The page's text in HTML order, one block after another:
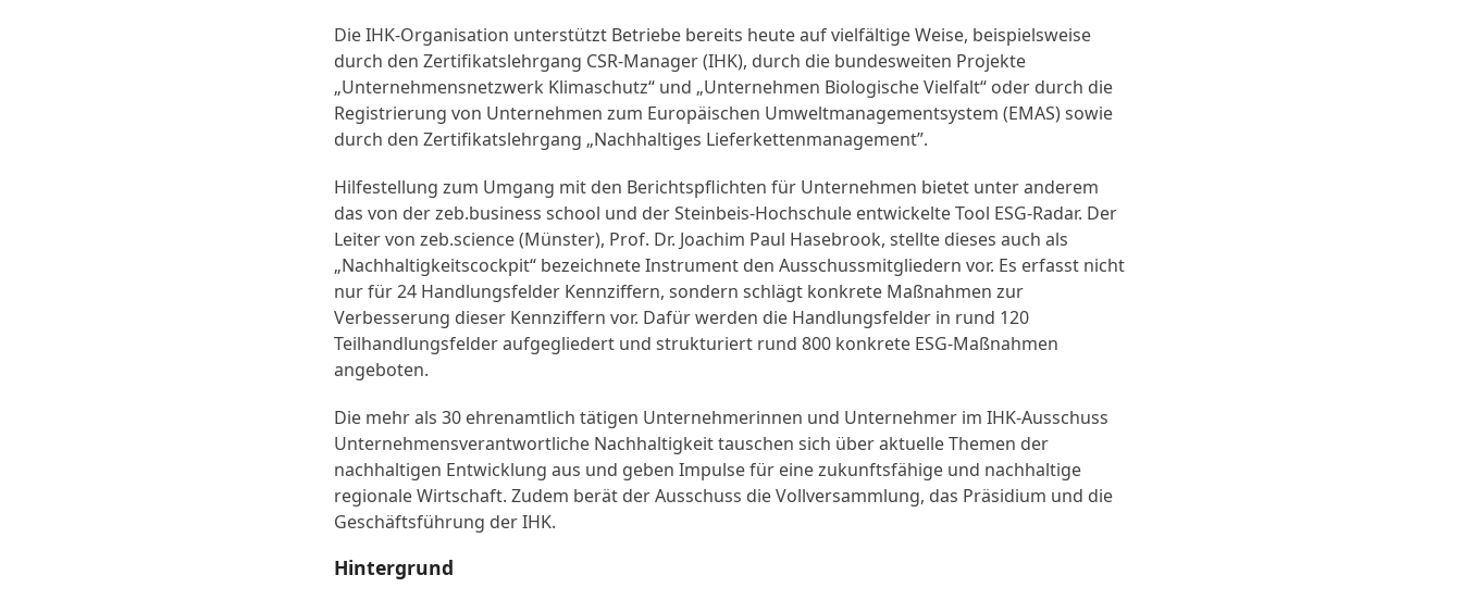
Die IHK-Organisation unterstützt Betriebe bereits heute auf vielfältige Weise, beispielsweise
durch den Zertifikatslehrgang CSR-Manager (IHK), durch die bundesweiten Projekte
„Unternehmensnetzwerk Klimaschutz“ und „Unternehmen Biologische Vielfalt“ oder durch die
Registrierung von Unternehmen zum Europäischen Umweltmanagementsystem (EMAS) sowie
durch den Zertifikatslehrgang „Nachhaltiges Lieferkettenmanagement”.
Hilfestellung zum Umgang mit den Berichtspflichten für Unternehmen bietet unter anderem
das von der zeb.business school und der Steinbeis-Hochschule entwickelte Tool ESG-Radar. Der
Leiter von zeb.science (Münster), Prof. Dr. Joachim Paul Hasebrook, stellte dieses auch als
„Nachhaltigkeitscockpit“ bezeichnete Instrument den Ausschussmitgliedern vor. Es erfasst nicht
nur für 24 Handlungsfelder Kennziffern, sondern schlägt konkrete Maßnahmen zur
Verbesserung dieser Kennziffern vor. Dafür werden die Handlungsfelder in rund 120
Teilhandlungsfelder aufgegliedert und strukturiert rund 800 konkrete ESG-Maßnahmen
angeboten.
Die mehr als 30 ehrenamtlich tätigen Unternehmerinnen und Unternehmer im IHK-Ausschuss
Unternehmensverantwortliche Nachhaltigkeit tauschen sich über aktuelle Themen der
nachhaltigen Entwicklung aus und geben Impulse für eine zukunftsfähige und nachhaltige
regionale Wirtschaft. Zudem berät der Ausschuss die Vollversammlung, das Präsidium und die
Geschäftsführung der IHK.
Hintergrund